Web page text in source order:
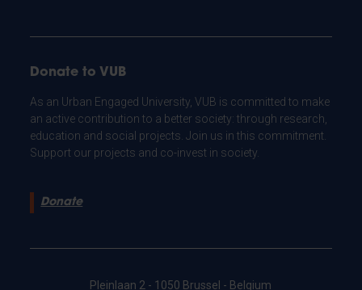
Donate to VUB
As an Urban Engaged University, VUB is committed to make
an active contribution to a better society: through research,
education and social projects. Join us in this commitment.
Support our projects and co-invest in society.
Donate
Pleinlaan 2 - 1050 Brussel - Belgium